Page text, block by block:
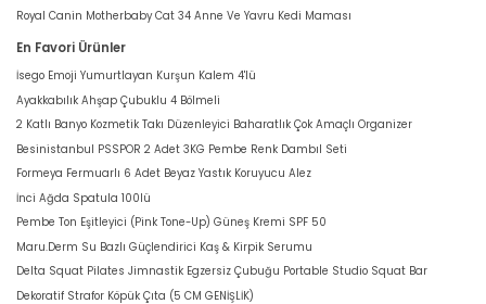
Royal Canin Motherbaby Cat 34 Anne Ve Yavru Kedi Maması
En Favori Ürünler
İsego Emoji Yumurtlayan Kurşun Kalem 4'lü
Ayakkabılık Ahşap Çubuklu 4 Bölmeli
2 Katlı Banyo Kozmetik Takı Düzenleyici Baharatlık Çok Amaçlı Organizer
Besinistanbul PSSPOR 2 Adet 3KG Pembe Renk Dambıl Seti
Formeya Fermuarlı 6 Adet Beyaz Yastık Koruyucu Alez
İnci Ağda Spatula 100lü
Pembe Ton Eşitleyici (Pink Tone-Up) Güneş Kremi SPF 50
Maru.Derm Su Bazlı Güçlendirici Kaş & Kirpik Serumu
Delta Squat Pilates Jimnastik Egzersiz Çubuğu Portable Studio Squat Bar
Dekoratif Strafor Köpük Çıta (5 CM GENİŞLİK)